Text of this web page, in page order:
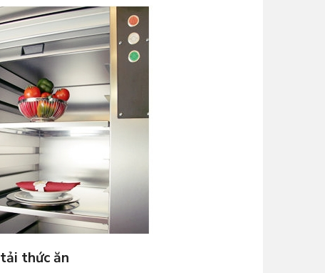
thức ăn